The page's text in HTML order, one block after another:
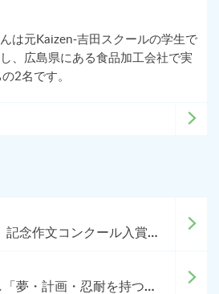
は元Kaizen-吉田スクールの学生で
、広島県にある食品加工会社で実
2名です。
2012年「先生の日」記念作文コンクール入賞作品発表・表彰式を開催しました
キムガンさんの話し「夢・計画・忍耐を持つ人は絶対成功する」